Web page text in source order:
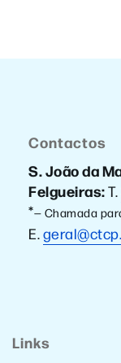
Contactos
S. João da
Felgueiras:T.
*— Chamada
E.
Links